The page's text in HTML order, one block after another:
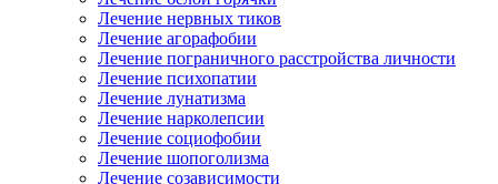
Лечение нервных тиков
Лечение агорафобии
Лечение пограничного расстройства личности
Лечение психопатии
Лечение лунатизма
Лечение нарколепсии
Лечение социофобии
Лечение шопоголизма
Лечение созависимости